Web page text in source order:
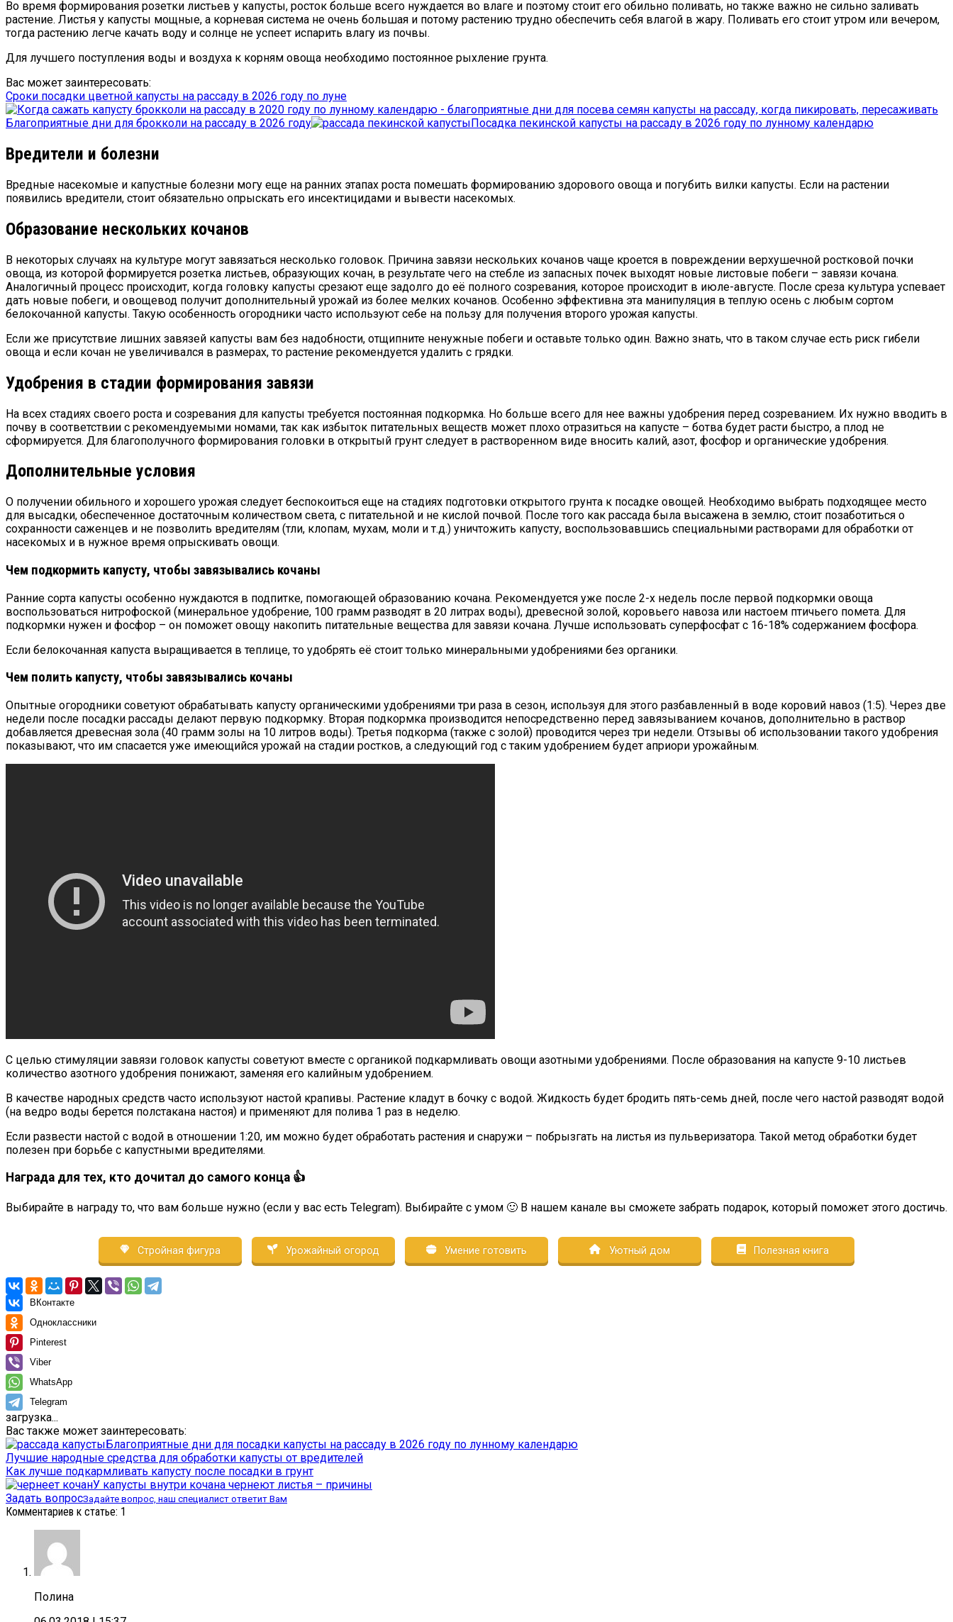
Во время формирования розетки листьев у капусты, росток больше всего нуждается во влаге и поэтому стоит его обильно поливать, но также важно не сильно заливать
растение. Листья у капусты мощные, а корневая система не очень большая и потому растению трудно обеспечить себя влагой в жару. Поливать его стоит утром или вечером,
тогда растению легче качать воду и солнце не успеет испарить влагу из почвы.
Для лучшего поступления воды и воздуха к корням овоща необходимо постоянное рыхление грунта.
Вас может заинтересовать:
Сроки посадки цветной капусты на рассаду в 2026 году по луне
Благоприятные дни для брокколи на рассаду в 2026 году
Посадка пекинской капусты на рассаду в 2026 году по лунному календарю
Вредители и болезни
Вредные насекомые и капустные болезни могу еще на ранних этапах роста помешать формированию здорового овоща и погубить вилки капусты. Если на растении
появились вредители, стоит обязательно опрыскать его инсектицидами и вывести насекомых.
Образование нескольких кочанов
В некоторых случаях на культуре могут завязаться несколько головок. Причина завязи нескольких кочанов чаще кроется в повреждении верхушечной ростковой почки
овоща, из которой формируется розетка листьев, образующих кочан, в результате чего на стебле из запасных почек выходят новые листовые побеги – завязи кочана.
Аналогичный процесс происходит, когда головку капусты срезают еще задолго до её полного созревания, которое происходит в июле-августе. После среза культура успевает
дать новые побеги, и овощевод получит дополнительный урожай из более мелких кочанов. Особенно эффективна эта манипуляция в теплую осень с любым сортом
белокочанной капусты. Такую особенность огородники часто используют себе на пользу для получения второго урожая капусты.
Если же присутствие лишних завязей капусты вам без надобности, отщипните ненужные побеги и оставьте только один. Важно знать, что в таком случае есть риск гибели
овоща и если кочан не увеличивался в размерах, то растение рекомендуется удалить с грядки.
Удобрения в стадии формирования завязи
На всех стадиях своего роста и созревания для капусты требуется постоянная подкормка. Но больше всего для нее важны удобрения перед созреванием. Их нужно вводить в
почву в соответствии с рекомендуемыми номами, так как избыток питательных веществ может плохо отразиться на капусте – ботва будет расти быстро, а плод не
сформируется. Для благополучного формирования головки в открытый грунт следует в растворенном виде вносить калий, азот, фосфор и органические удобрения.
Дополнительные условия
О получении обильного и хорошего урожая следует беспокоиться еще на стадиях подготовки открытого грунта к посадке овощей. Необходимо выбрать подходящее место
для высадки, обеспеченное достаточным количеством света, с питательной и не кислой почвой. После того как рассада была высажена в землю, стоит позаботиться о
сохранности саженцев и не позволить вредителям (тли, клопам, мухам, моли и т.д.) уничтожить капусту, воспользовавшись специальными растворами для обработки от
насекомых и в нужное время опрыскивать овощи.
Чем подкормить капусту, чтобы завязывались кочаны
Ранние сорта капусты особенно нуждаются в подпитке, помогающей образованию кочана. Рекомендуется уже после 2-х недель после первой подкормки овоща
воспользоваться нитрофоской (минеральное удобрение, 100 грамм разводят в 20 литрах воды), древесной золой, коровьего навоза или настоем птичьего помета. Для
подкормки нужен и фосфор – он поможет овощу накопить питательные вещества для завязи кочана. Лучше использовать суперфосфат с 16-18% содержанием фосфора.
Если белокочанная капуста выращивается в теплице, то удобрять её стоит только минеральными удобрениями без органики.
Чем полить капусту, чтобы завязывались кочаны
Опытные огородники советуют обрабатывать капусту органическими удобрениями три раза в сезон, используя для этого разбавленный в воде коровий навоз (1:5). Через две
недели после посадки рассады делают первую подкормку. Вторая подкормка производится непосредственно перед завязыванием кочанов, дополнительно в раствор
добавляется древесная зола (40 грамм золы на 10 литров воды). Третья подкорма (также с золой) проводится через три недели. Отзывы об использовании такого удобрения
показывают, что им спасается уже имеющийся урожай на стадии ростков, а следующий год с таким удобрением будет априори урожайным.
С целью стимуляции завязи головок капусты советуют вместе с органикой подкармливать овощи азотными удобрениями. После образования на капусте 9-10 листьев
количество азотного удобрения понижают, заменяя его калийным удобрением.
В качестве народных средств часто используют настой крапивы. Растение кладут в бочку с водой. Жидкость будет бродить пять-семь дней, после чего настой разводят водой
(на ведро воды берется полстакана настоя) и применяют для полива 1 раз в неделю.
Если развести настой с водой в отношении 1:20, им можно будет обработать растения и снаружи – побрызгать на листья из пульверизатора. Такой метод обработки будет
полезен при борьбе с капустными вредителями.
Награда для тех, кто дочитал до самого конца 👍
Выбирайте в награду то, что вам больше нужно (если у вас есть Telegram). Выбирайте с умом 🙂 В нашем канале вы сможете забрать подарок, который поможет этого достичь.
Стройная фигура Урожайный огород Умение готовить Уютный дом Полезная книга
ВКонтакте
Одноклассники
Pinterest
Viber
WhatsApp
Telegram
загрузка...
Вас также может заинтересовать:
Благоприятные дни для посадки капусты на рассаду в 2026 году по лунному календарю
Лучшие народные средства для обработки капусты от вредителей
Как лучше подкармливать капусту после посадки в грунт
У капусты внутри кочана чернеют листья – причины
Задать вопросЗадайте вопрос, наш специалист ответит Вам
Комментариев к статье: 1
Полина